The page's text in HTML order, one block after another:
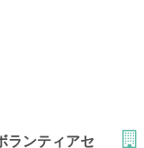
ランティアセ